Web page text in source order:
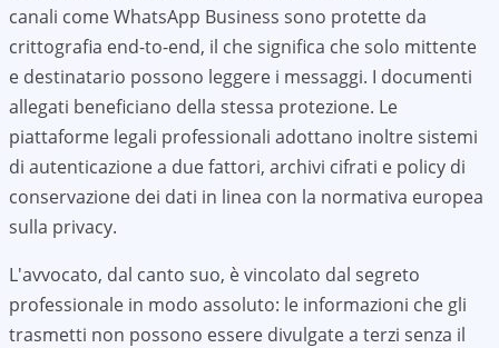
canali come WhatsApp Business sono protette da
crittografia end-to-end, il che significa che solo mittente
e destinatario possono leggere i messaggi. I documenti
allegati beneficiano della stessa protezione. Le
piattaforme legali professionali adottano inoltre sistemi
di autenticazione a due fattori, archivi cifrati e policy di
conservazione dei dati in linea con la normativa europea
sulla privacy.
L'avvocato, dal canto suo, è vincolato dal segreto
professionale in modo assoluto: le informazioni che gli
trasmetti non possono essere divulgate a terzi senza il